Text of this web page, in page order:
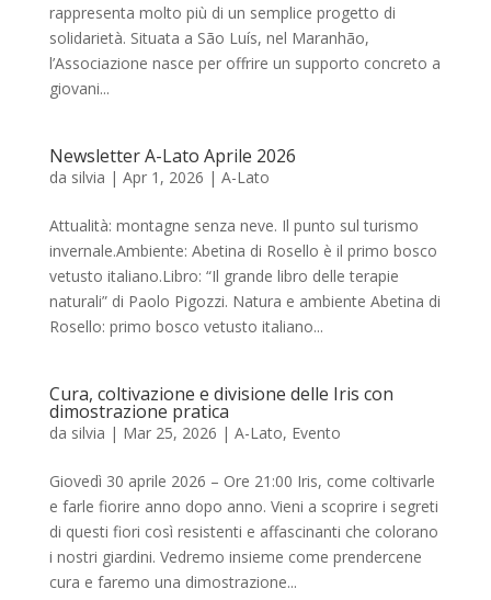
rappresenta molto più di un semplice progetto di
solidarietà. Situata a São Luís, nel Maranhão,
l’Associazione nasce per offrire un supporto concreto a
giovani...
Newsletter A-Lato Aprile 2026
da silvia | Apr 1, 2026 | A-Lato
Attualità: montagne senza neve. Il punto sul turismo
invernale.Ambiente: Abetina di Rosello è il primo bosco
vetusto italiano.Libro: “Il grande libro delle terapie
naturali” di Paolo Pigozzi. Natura e ambiente Abetina di
Rosello: primo bosco vetusto italiano...
Cura, coltivazione e divisione delle Iris con
dimostrazione pratica
da silvia | Mar 25, 2026 | A-Lato, Evento
Giovedì 30 aprile 2026 – Ore 21:00 Iris, come coltivarle
e farle fiorire anno dopo anno. Vieni a scoprire i segreti
di questi fiori così resistenti e affascinanti che colorano
i nostri giardini. Vedremo insieme come prendercene
cura e faremo una dimostrazione...